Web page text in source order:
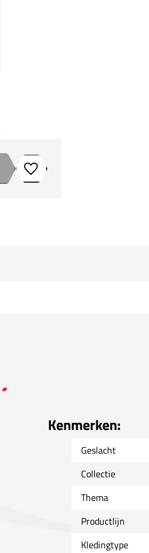
Toevoegen aan verlanglijstje
Kenmerken:
Geslacht
Collectie
Thema
Productlijn
Kledingtype